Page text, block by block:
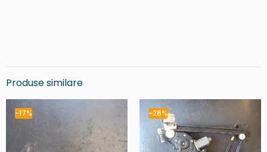
Produse similare
-17% -26%